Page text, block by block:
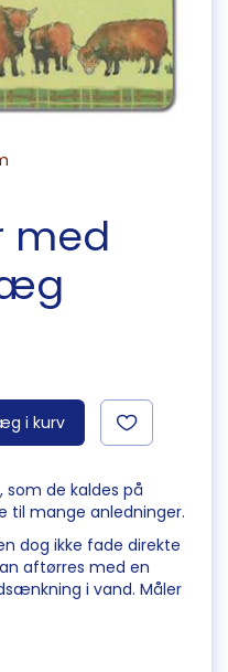
med
i kurv
som de kaldes på
til mange anledninger.
dog ikke fade direkte
aftørres med en
i vand. Måler